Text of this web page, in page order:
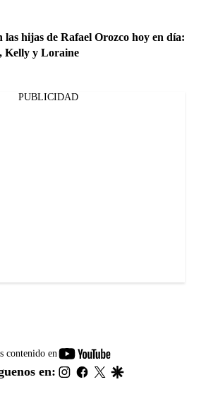
las hijas de Rafael Orozco hoy en día:
Kelly y Loraine
PUBLICIDAD
contenido en
youtube-
footer
en: instagram
facebook
twitter